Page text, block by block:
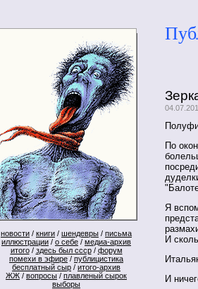
новости / книги / шендевры / письма
иллюстрации / о себе / медиа-архив
итого/ здесь был ссср/ форум
помехи в эфире / публицистика
бесплатный сыр / итого-архив
ЖЖ / вопросы / плавленый сырок
выборы
По
Я
И
И